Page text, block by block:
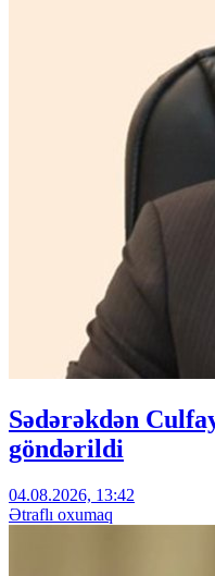
Sədərəkdən
göndərildi
04.08.2026, 13:42
Ətraflı oxumaq